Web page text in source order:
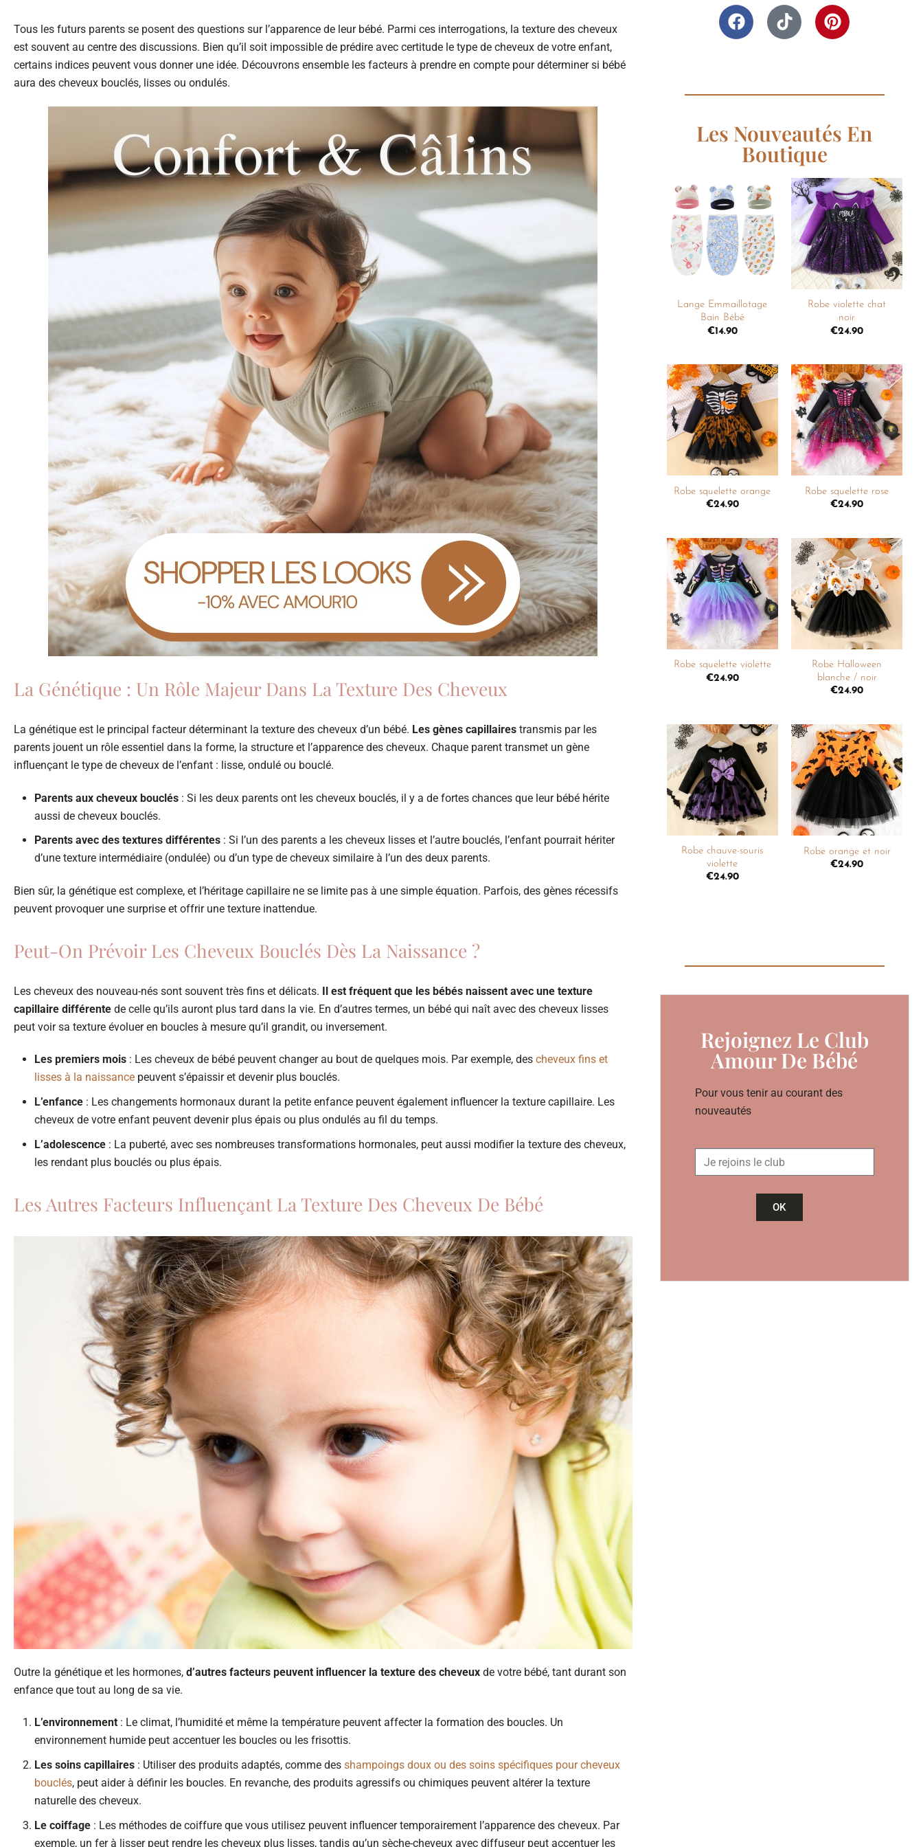
Tous les futurs parents se posent des questions sur l’apparence de leur bébé. Parmi ces interrogations, la texture des cheveux
est souvent au centre des discussions. Bien qu’il soit impossible de prédire avec certitude le type de cheveux de votre enfant,
certains indices peuvent vous donner une idée. Découvrons ensemble les facteurs à prendre en compte pour déterminer si bébé
aura des cheveux bouclés, lisses ou ondulés.
La Génétique : Un Rôle Majeur Dans La Texture Des Cheveux
La génétique est le principal facteur déterminant la texture des cheveux d’un bébé. Les gènes capillaires transmis par les
parents jouent un rôle essentiel dans la forme, la structure et l’apparence des cheveux. Chaque parent transmet un gène
influençant le type de cheveux de l’enfant : lisse, ondulé ou bouclé.
Parents aux cheveux bouclés : Si les deux parents ont les cheveux bouclés, il y a de fortes chances que leur bébé hérite
aussi de cheveux bouclés.
Parents avec des textures différentes : Si l’un des parents a les cheveux lisses et l’autre bouclés, l’enfant pourrait hériter
d’une texture intermédiaire (ondulée) ou d’un type de cheveux similaire à l’un des deux parents.
Bien sûr, la génétique est complexe, et l’héritage capillaire ne se limite pas à une simple équation. Parfois, des gènes récessifs
peuvent provoquer une surprise et offrir une texture inattendue.
Peut-On Prévoir Les Cheveux Bouclés Dès La Naissance ?
Les cheveux des nouveau-nés sont souvent très fins et délicats. Il est fréquent que les bébés naissent avec une texture
capillaire différente de celle qu’ils auront plus tard dans la vie. En d’autres termes, un bébé qui naît avec des cheveux lisses
peut voir sa texture évoluer en boucles à mesure qu’il grandit, ou inversement.
Les premiers mois : Les cheveux de bébé peuvent changer au bout de quelques mois. Par exemple, des cheveux fins et
lisses à la naissance peuvent s’épaissir et devenir plus bouclés.
L’enfance : Les changements hormonaux durant la petite enfance peuvent également influencer la texture capillaire. Les
cheveux de votre enfant peuvent devenir plus épais ou plus ondulés au fil du temps.
L’adolescence : La puberté, avec ses nombreuses transformations hormonales, peut aussi modifier la texture des cheveux,
les rendant plus bouclés ou plus épais.
Les Autres Facteurs Influençant La Texture Des Cheveux De Bébé
Outre la génétique et les hormones, d’autres facteurs peuvent influencer la texture des cheveux de votre bébé, tant durant son
enfance que tout au long de sa vie.
L’environnement : Le climat, l’humidité et même la température peuvent affecter la formation des boucles. Un
environnement humide peut accentuer les boucles ou les frisottis.
Les soins capillaires : Utiliser des produits adaptés, comme des shampoings doux ou des soins spécifiques pour cheveux
bouclés, peut aider à définir les boucles. En revanche, des produits agressifs ou chimiques peuvent altérer la texture
naturelle des cheveux.
Le coiffage : Les méthodes de coiffure que vous utilisez peuvent influencer temporairement l’apparence des cheveux. Par
exemple, un fer à lisser peut rendre les cheveux plus lisses, tandis qu’un sèche-cheveux avec diffuseur peut accentuer les
Les Nouveautés En
Boutique
Ajouter
à la
liste de
souhaits
+
Lange Emmaillotage
Bain Bébé
€14.90
Ajouter
à la
liste de
souhaits
+
Robe violette chat
noir
€24.90
Ajouter
à la
liste de
souhaits
+
Robe squelette orange
€24.90
Ajouter
à la
liste de
souhaits
+
Robe squelette rose
€24.90
Ajouter
à la
liste de
souhaits
Robe squelette violette
€24.90
Ajouter
à la
liste de
souhaits
Robe Halloween
blanche / noir
€24.90
Ajouter
à la
liste de
souhaits
+
Robe chauve-souris
violette
€24.90
Ajouter
à la
liste de
souhaits
+
Robe orange et noir
€24.90
Rejoignez Le Club
Amour De Bébé
Pour vous tenir au courant des
nouveautés
OK